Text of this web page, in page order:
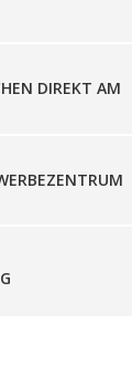
DIREKT AM